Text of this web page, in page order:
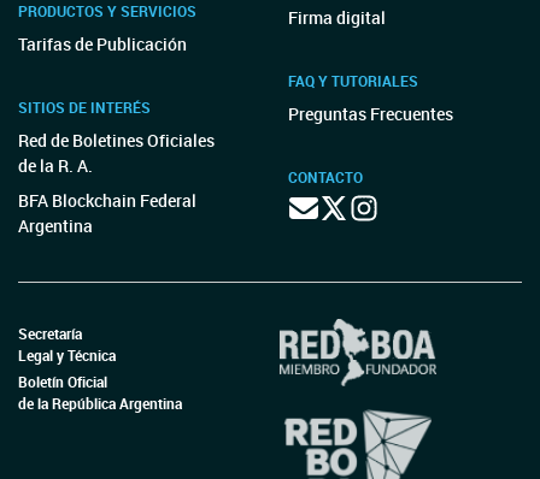
PRODUCTOS Y SERVICIOS
Tarifas de Publicación
SITIOS DE INTERÉS
Red de Boletines Oficiales
de la R. A.
BFA Blockchain Federal
Argentina
Firma digital
FAQ Y TUTORIALES
Preguntas Frecuentes
CONTACTO
Secretaría
Legal y Técnica
Boletín Oficial
de la República Argentina